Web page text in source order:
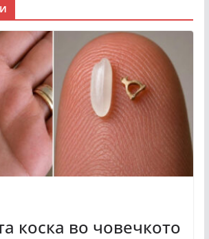
коска во човечкото